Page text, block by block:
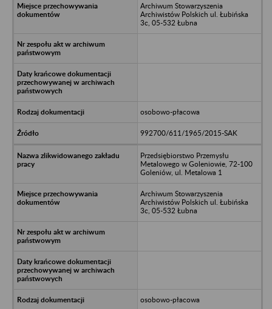
Archiwum Stowarzyszenia
Archiwistów Polskich ul. Łubińska
3c, 05-532 Łubna
osobowo-płacowa
992700/611/1965/2015-SAK
Przedsiębiorstwo Przemysłu
Metalowego w Goleniowie, 72-100
Goleniów, ul. Metalowa 1
Archiwum Stowarzyszenia
Archiwistów Polskich ul. Łubińska
3c, 05-532 Łubna
osobowo-płacowa